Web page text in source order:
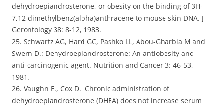
dehydroepiandrosterone, or obesity on the binding of 3H-
7,12-dimethylbenz(alpha)anthracene to mouse skin DNA. J
Gerontology 38: 8-12, 1983.
25. Schwartz AG, Hard GC, Pashko LL, Abou-Gharbia M and
Swern D.: Dehydroepiandrosterone: An antiobesity and
anti-carcinogenic agent. Nutrition and Cancer 3: 46-53,
1981.
26. Vaughn E., Cox D.: Chronic administration of
dehydroepiandrosterone (DHEA) does not increase serum